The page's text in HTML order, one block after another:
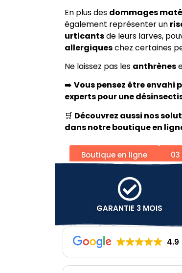
En plus des dommages
également représenter un
urticantsde leurs larves,
allergiqueschez certaines
Ne laissez pas les anthrènes
➡️ Vous pensez être envahi
experts pour une
🛒 Découvrez aussi nos
dans notre boutique en
Boutique en ligne 03
GARANTIE 3 MOIS
4.9